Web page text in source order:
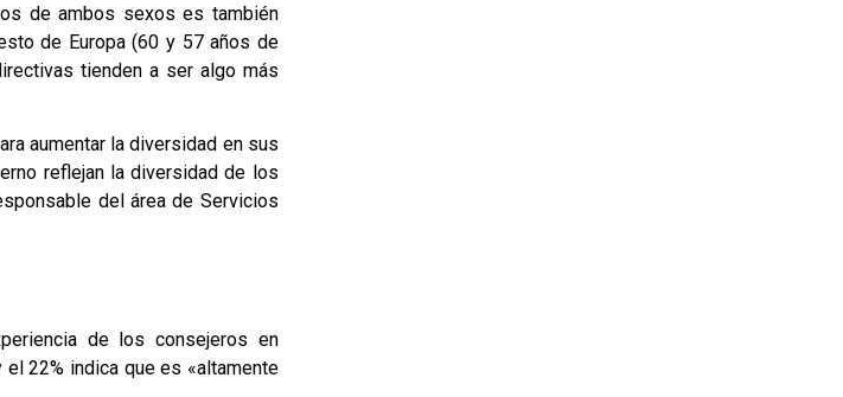
de ambos sexos es también
de Europa (60 y 57 años de
tienden a ser algo más
aumentar la diversidad en sus
reflejan la diversidad de los
del área de Servicios
de los consejeros en
22% indica que es «altamente